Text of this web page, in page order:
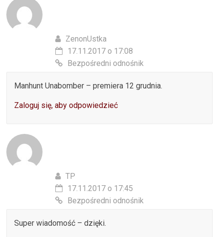
ZenonUstka
17.11.2017 o 17:08
Bezpośredni odnośnik
Manhunt Unabomber – premiera 12 grudnia.
Zaloguj się, aby odpowiedzieć
TP
17.11.2017 o 17:45
Bezpośredni odnośnik
Super wiadomość – dzięki.